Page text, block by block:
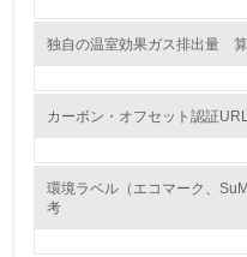
<L1> 「情報セキュリティ」
ている
独自の温室効果ガス排出量
カーボン・オフセット認証
環境ラベル（エコマーク、
考